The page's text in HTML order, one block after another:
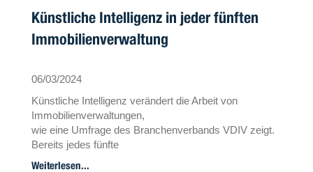
Künstliche Intelligenz in jeder fünften
Immobilienverwaltung
06/03/2024
Künstliche Intelligenz verändert die Arbeit von
Immobilienverwaltungen,
wie eine Umfrage des Branchenverbands VDIV zeigt.
Bereits jedes fünfte
Unternehmen nutzt KI-basierte Anwendungen.
Weiterlesen...